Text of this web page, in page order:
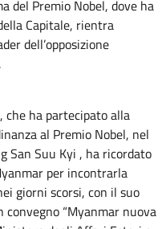
del Premio Nobel, dove ha
Capitale, rientra
dell’opposizione
che ha partecipato alla
al Premio Nobel, nel
San Suu Kyi , ha ricordato
per incontrarla
giorni scorsi, con il suo
convegno “Myanmar nuova